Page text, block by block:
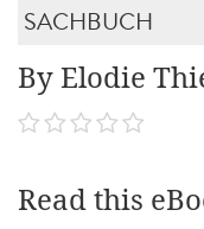
SACHBUCH
By Elodie
Read this